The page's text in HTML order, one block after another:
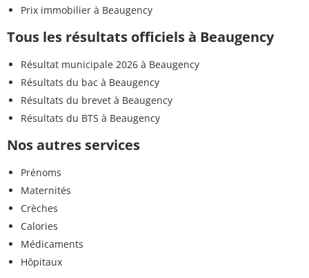
Prix immobilier à Beaugency
Tous les résultats officiels à Beaugency
Résultat municipale 2026 à Beaugency
Résultats du bac à Beaugency
Résultats du brevet à Beaugency
Résultats du BTS à Beaugency
Nos autres services
Prénoms
Maternités
Crèches
Calories
Médicaments
Hôpitaux